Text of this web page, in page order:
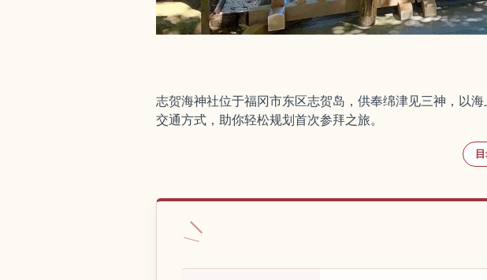
志贺海神社位于福冈市东区志贺岛，供奉绵津见三神，以
交通方式，助你轻松规划首次参拜之旅。